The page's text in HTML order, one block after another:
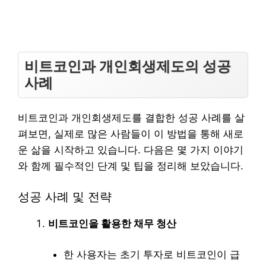
비트코인과 개인회생제도의 성공
사례
비트코인과 개인회생제도를 결합한 성공 사례를 살
펴보면, 실제로 많은 사람들이 이 방법을 통해 새로
운 삶을 시작하고 있습니다. 다음은 몇 가지 이야기
와 함께 필수적인 단계 및 팁을 정리해 보았습니다.
성공 사례 및 전략
비트코인을 활용한 채무 청산
한 사용자는 초기 투자로 비트코인이 급